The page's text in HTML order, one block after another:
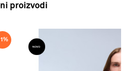
Pamuk, 20% Poliester FW25
proizvodi
%